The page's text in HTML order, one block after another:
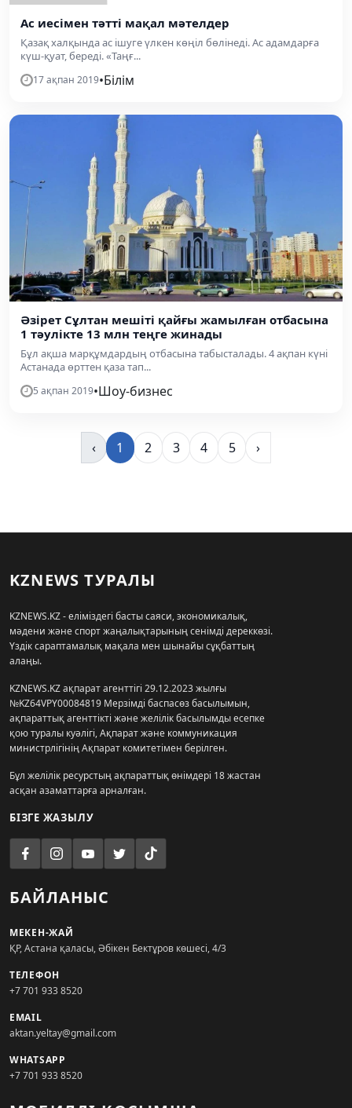
Ас иесімен тәтті мақал мәтелдер
Қазақ халқында ас ішуге үлкен көңіл бөлінеді. Ас адамдарға
күш-қуат, береді. «Таңғ...
17 ақпан 2019•Білім
Әзірет Сұлтан мешіті қайғы жамылған отбасына
1 тәулікте 13 млн теңге жинады
Бұл ақша марқұмдардың отбасына табысталады. 4 ақпан күні
Астанада өрттен қаза тап...
5 ақпан 2019•Шоу-бизнес
‹ 1 2 3 4 5 ›
KZNEWS ТУРАЛЫ
KZNEWS.KZ - еліміздегі басты саяси, экономикалық,
мәдени және спорт жаңалықтарының сенімді дереккөзі.
Үздік сараптамалық мақала мен шынайы сұқбаттың
алаңы.
KZNEWS.KZ ақпарат агенттігі 29.12.2023 жылғы
№KZ64VPY00084819 Мерзімді баспасөз басылымын,
ақпараттық агенттікті және желілік басылымды есепке
қою туралы куәлігі, Ақпарат және коммуникация
министрлігінің Ақпарат комитетімен берілген.
Бұл желілік ресурстың ақпараттық өнімдері 18 жастан
асқан азаматтарға арналған.
БІЗГЕ ЖАЗЫЛУ
БАЙЛАНЫС
МЕКЕН-ЖАЙ
ҚР, Астана қаласы, Әбікен Бектұров көшесі, 4/3
ТЕЛЕФОН
+7 701 933 8520
EMAIL
aktan.yeltay@gmail.com
WHATSAPP
+7 701 933 8520